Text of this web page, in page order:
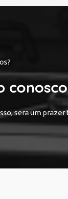
conosco
sera um